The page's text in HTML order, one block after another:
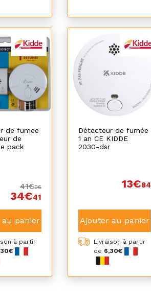
de fumee
de
pack
41€06
34€41
panier
à partir
Détecteur de fumée
1 an CE KIDDE
2030-dsr
13€84
Ajouter au panier
Livraison à partir
de 6,30€